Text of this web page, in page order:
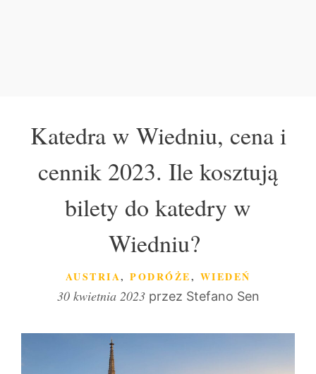
Katedra w Wiedniu, cena i
cennik 2023. Ile kosztują
bilety do katedry w
Wiedniu?
KATEGORIE
AUSTRIA, PODRÓŻE, WIEDEŃ
30 kwietnia 2023 przez Stefano Sen